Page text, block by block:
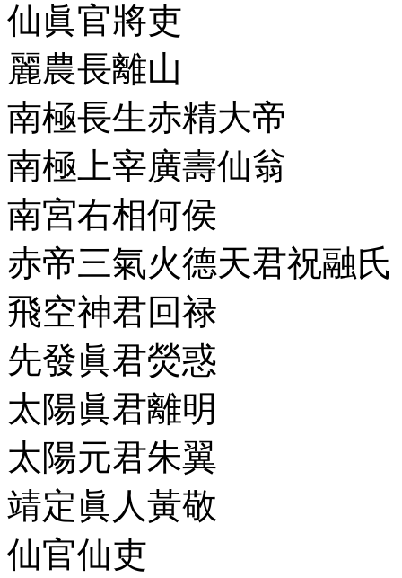
仙眞官將吏
麗農長離山
南極長生赤精大帝
南極上宰廣壽仙翁
南宮右相何侯
赤帝三氣火德天君祝融氏
飛空神君回禄
先發眞君熒惑
太陽眞君離明
太陽元君朱翼
靖定眞人黃敬
仙官仙吏